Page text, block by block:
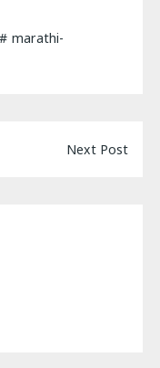
marathi-
Next Post